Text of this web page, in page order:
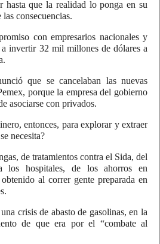
hasta que la realidad lo ponga en su
consecuencias.
con empresarios nacionales y
a invertir 32 mil millones de dólares a
que se cancelaban las nuevas
porque la empresa del gobierno
asociarse con privados.
entonces, para explorar y extraer
necesita?
de tratamientos contra el Sida, del
los hospitales, de los ahorros en
al correr gente preparada en
crisis de abasto de gasolinas, en la
de que era por el “combate al